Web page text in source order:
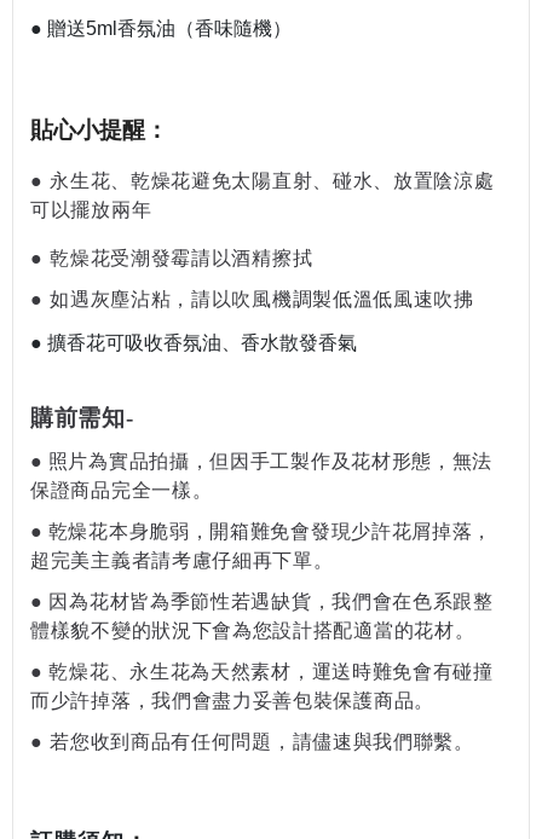
● 贈送5ml香氛油（香味隨機）
貼心小提醒 ：
● 永生花
乾燥花避免太陽直射、碰水、放置陰涼處
可以擺放兩年
● 乾燥花受潮發霉請以酒精擦拭
● 如遇灰塵沾粘，請以吹風機調製低溫低風速吹拂
● 擴香花可吸收香氛油、香水散發香氣
購前需知-
● 照片為實品拍攝，但因手工製作及花材形態，無法
保證商品完全一樣。
● 乾燥花本身脆弱，開箱難免會發現少許花屑掉落，
超完美主義者請考慮仔細再下單。
● 因為花材皆為季節性若遇缺貨，我們會在色系跟整
體樣貌不變的狀況下會為您設計搭配適當的花材。
● 乾燥花、永生花為天然素材，運送時難免會有碰撞
而少許掉落，我們會盡力妥善包裝保護商品。
● 若您收到商品有任何問題，請儘速與我們聯繫。